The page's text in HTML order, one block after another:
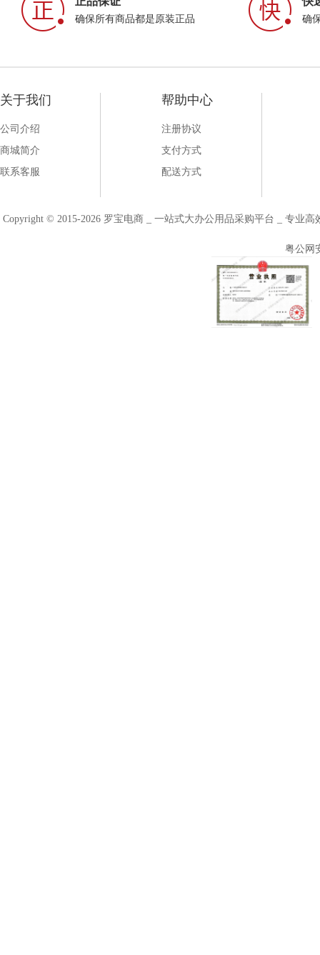
确保所有商品都是原装正品 确
关于我们
公司介绍
商城简介
联系客服
帮助中心
注册协议
支付方式
配送方式
Copyright © 2015-2026 罗宝电商 _ 一站式大办公用品采购平台 _ 专业
粤公网